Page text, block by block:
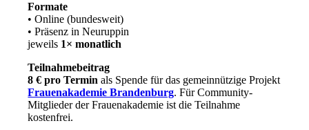
Formate
• Online (bundesweit)
• Präsenz in Neuruppin
jeweils 1× monatlich
Teilnahmebeitrag
8 € pro Termin als Spende für das gemeinnützige Projekt
Frauenakademie Brandenburg. Für Community-
Mitglieder der Frauenakademie ist die Teilnahme
kostenfrei.